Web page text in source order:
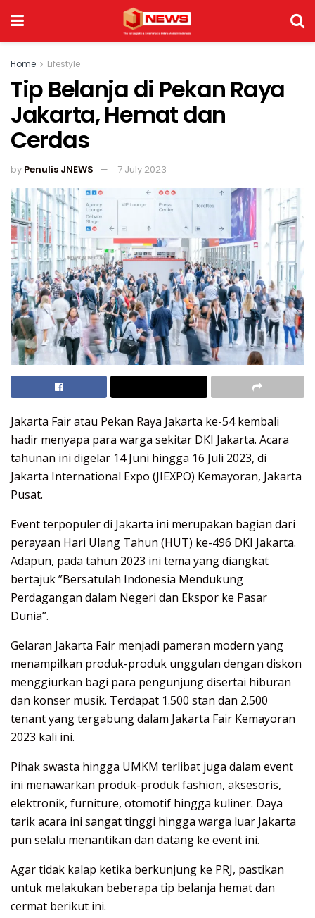
Home Lifestyle
Tip Belanja di Pekan Raya
Jakarta, Hemat dan
Cerdas
by Penulis JNEWS 7 July 2023
Jakarta Fair atau Pekan Raya Jakarta ke-54 kembali
hadir menyapa para warga sekitar DKI Jakarta. Acara
tahunan ini digelar 14 Juni hingga 16 Juli 2023, di
Jakarta International Expo (JIEXPO) Kemayoran, Jakarta
Pusat.
Event terpopuler di Jakarta ini merupakan bagian dari
perayaan Hari Ulang Tahun (HUT) ke-496 DKI Jakarta.
Adapun, pada tahun 2023 ini tema yang diangkat
bertajuk ”Bersatulah Indonesia Mendukung
Perdagangan dalam Negeri dan Ekspor ke Pasar
Dunia”.
Gelaran Jakarta Fair menjadi pameran modern yang
menampilkan produk-produk unggulan dengan diskon
menggiurkan bagi para pengunjung disertai hiburan
dan konser musik. Terdapat 1.500 stan dan 2.500
tenant yang tergabung dalam Jakarta Fair Kemayoran
2023 kali ini.
Pihak swasta hingga UMKM terlibat juga dalam event
ini menawarkan produk-produk fashion, aksesoris,
elektronik, furniture, otomotif hingga kuliner. Daya
tarik acara ini sangat tinggi hingga warga luar Jakarta
pun selalu menantikan dan datang ke event ini.
Agar tidak kalap ketika berkunjung ke PRJ, pastikan
untuk melakukan beberapa tip belanja hemat dan
cermat berikut ini.